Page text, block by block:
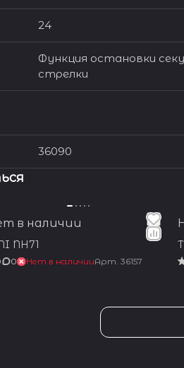
24
Функция остановки
стрелки
36090
в наличии
NH71
0 Нет в наличииАрт.36157